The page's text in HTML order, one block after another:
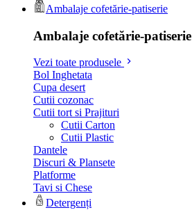
Ambalaje cofetărie-patiserie
Ambalaje cofetărie-patiserie
Vezi toate produsele
Bol Inghetata
Cupa desert
Cutii cozonac
Cutii tort si Prajituri
Cutii Carton
Cutii Plastic
Dantele
Discuri & Plansete
Platforme
Tavi si Chese
Detergenți